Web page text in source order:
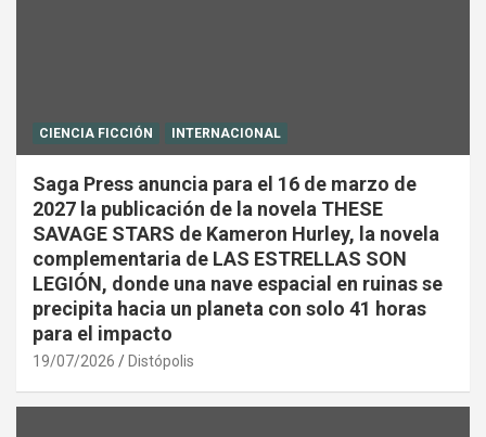
CIENCIA FICCIÓN INTERNACIONAL
Saga Press anuncia para el 16 de marzo de
2027 la publicación de la novela THESE
SAVAGE STARS de Kameron Hurley, la novela
complementaria de LAS ESTRELLAS SON
LEGIÓN, donde una nave espacial en ruinas se
precipita hacia un planeta con solo 41 horas
para el impacto
19/07/2026 Distópolis